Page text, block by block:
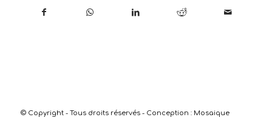
© Copyright - Tous droits réservés - Conception : Mosaique